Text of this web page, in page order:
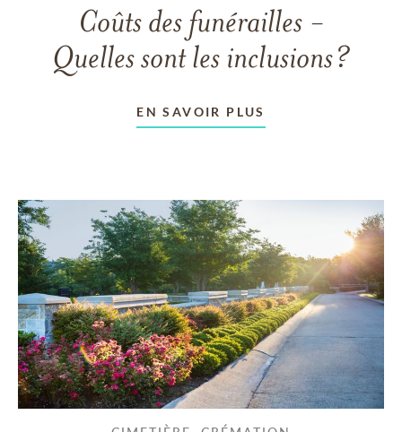
Coûts des funérailles -
Quelles sont les inclusions?
EN SAVOIR PLUS